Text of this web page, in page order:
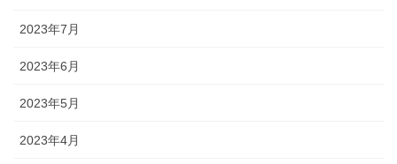
2023年7月
2023年6月
2023年5月
2023年4月